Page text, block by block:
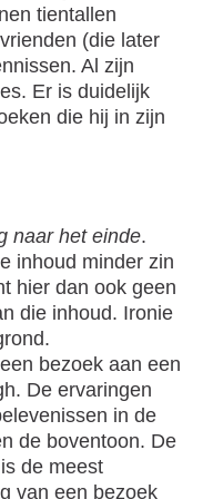
tientallen
(die later
Al zijn
Er is duidelijk
die hij in zijn
naar het einde.
inhoud minder zin
hier dan ook geen
die inhoud. Ironie
bezoek aan een
De ervaringen
in de
de boventoon. De
de meest
van een bezoek